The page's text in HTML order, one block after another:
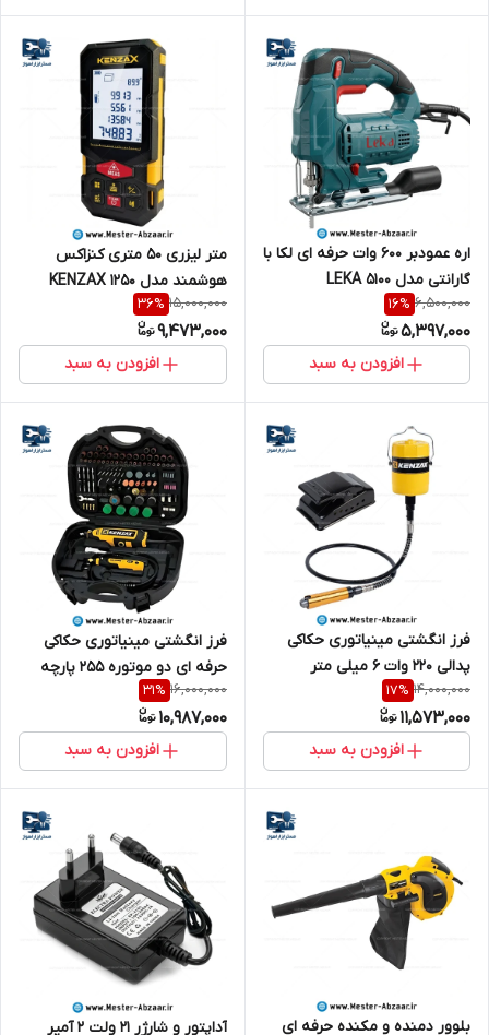
اره عمودبر 600 وات حرفه ای لکا با
گارانتی مدل LEKA 5100
6,500,000
16%
5,397,000
افزودن به سبد
متر لیزری 50 متری کنزاکس
هوشمند مدل KENZAX 1250
15,000,000
36%
9,473,000
افزودن به سبد
فرز انگشتی مینیاتوری حکاکی
پدالی 220 وات 6 میلی متر
صنعتی کنزاکس با گارانتی مدل
KENZAX 3575
14,000,000
17%
11,573,000
افزودن به سبد
فرز انگشتی مینیاتوری حکاکی
حرفه ای دو موتوره 255 پارچه
کیف BMC کنزاکس با گارانتی مدل
KENZAX 3565
16,000,000
31%
10,987,000
افزودن به سبد
بلوور دمنده و مکنده حرفه ای
آداپتور و شارژر 21 ولت 2 آمپر